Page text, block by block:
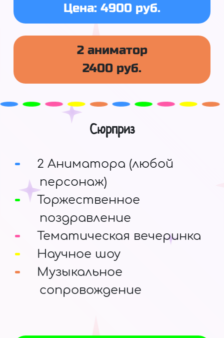
Цена: 4900 руб.
2 аниматор
2400 руб.
Сюрприз
2 Аниматора (любой
персонаж)
Торжественное
поздравление
Тематическая вечеринка
Научное шоу
Музыкальное
сопровождение